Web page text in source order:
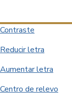
Contraste
Reducir letra
Aumentar letra
Centro de relevo